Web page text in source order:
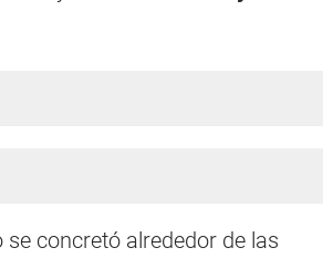
se concretó alrededor de las